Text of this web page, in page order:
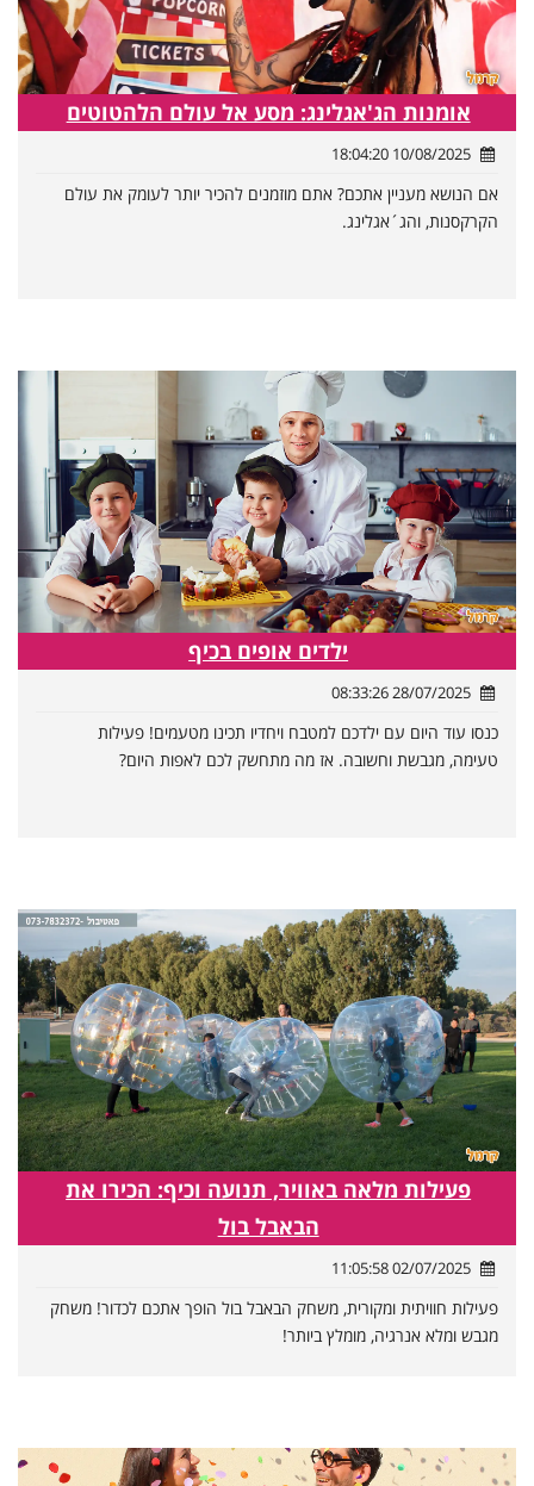
אומנות הג'אגלינג: מסע אל עולם הלהטוטים
10/08/2025 18:04:20
אם הנושא מעניין אתכם? אתם מוזמנים להכיר יותר לעומק את עולם
הקרקסנות, והג´אגלינג.
ילדים אופים בכיף
28/07/2025 08:33:26
כנסו עוד היום עם ילדכם למטבח ויחדיו תכינו מטעמים! פעילות
טעימה, מגבשת וחשובה. אז מה מתחשק לכם לאפות היום?
פעילות מלאה באוויר, תנועה וכיף: הכירו את
הבאבל בול
02/07/2025 11:05:58
פעילות חוויתית ומקורית, משחק הבאבל בול הופך אתכם לכדור! משחק
מגבש ומלא אנרגיה, מומלץ ביותר!